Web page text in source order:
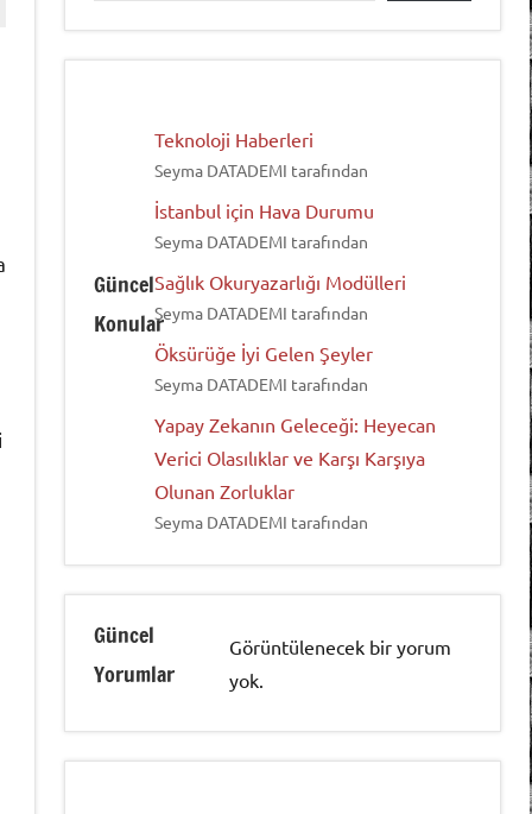
Güncel
Konular
Teknoloji Haberleri
Seyma DATADEMI tarafından
İstanbul için Hava Durumu
Seyma DATADEMI tarafından
Sağlık Okuryazarlığı Modülleri
Seyma DATADEMI tarafından
Öksürüğe İyi Gelen Şeyler
Seyma DATADEMI tarafından
Yapay Zekanın Geleceği: Heyecan
Verici Olasılıklar ve Karşı Karşıya
Olunan Zorluklar
Seyma DATADEMI tarafından
Güncel
Yorumlar
Görüntülenecek bir yorum
yok.